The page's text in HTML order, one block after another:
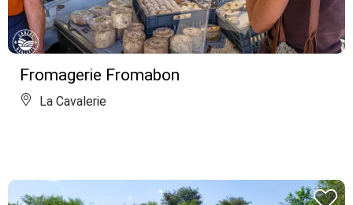
Fromagerie Fromabon
La Cavalerie